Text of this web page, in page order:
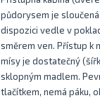
půdorysem je
dispozici vedle v
směrem ven. Přístup k
mísy je dostatečný
sklopným madlem.
tlačítkem, nemá páku,